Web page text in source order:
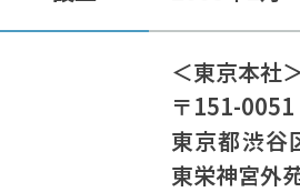
＜東京本社
〒151-0051
東京都渋谷
東栄神宮外